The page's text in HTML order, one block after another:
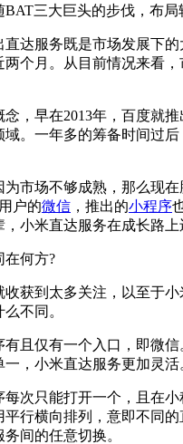
三大巨头的步伐，布
服务既是市场发展下的
个月。从目前情况来看
早在2013年，百度就推
。一年多的筹备时间过后
场不够成熟，那么现在
户的微信 ，推出的小程序
小米直达服务在成长路上
何方?
到太多关注，以至于小
不同。
仅有一个入口，即微信
，小米直达服务更加灵活
只能打开一个，且在小
行横向排列，意即不同
间的任意切换。